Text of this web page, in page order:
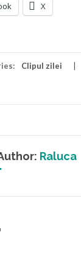
X
Clipul zilei
Raluca